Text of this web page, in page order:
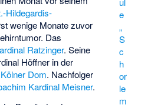
e
„
S
c
h
or
le
m
Hildegardis-
wenige Monate zuvor
Das
Ratzinger. Seine
Höffner in der
Kölner Dom. Nachfolger
Kardinal Meisner.